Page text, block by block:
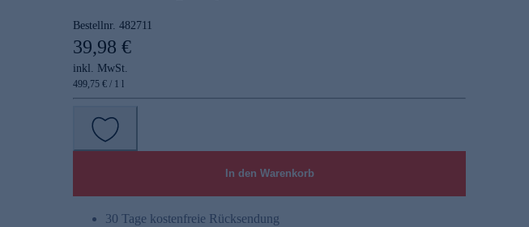
Bestellnr. 482711
39,98 €
inkl. MwSt.
499,75 € / 1 l
In den Warenkorb
30 Tage kostenfreie Rücksendung